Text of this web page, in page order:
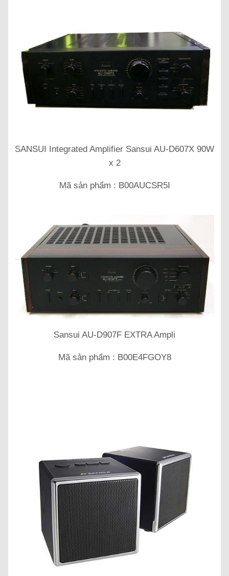
SANSUI Integrated Amplifier Sansui AU-D607X 90W
x 2
Mã sản phẩm : B00AUCSR5I
Sansui AU-D907F EXTRA Ampli
Mã sản phẩm : B00E4FGOY8